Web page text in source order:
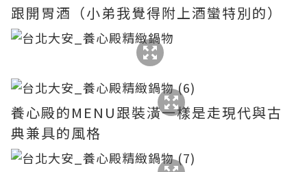
跟開胃酒（小弟我覺得附上酒蠻特別的）
養心殿的MENU跟裝潢一樣是走現代與古
典兼具的風格